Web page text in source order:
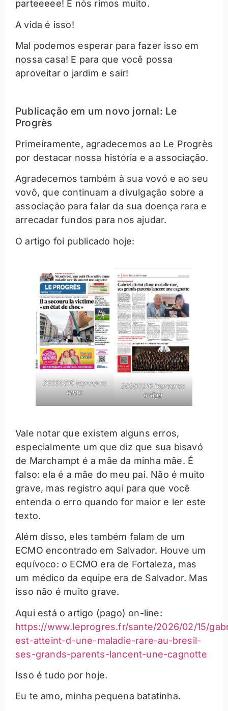
parteeeee! E nós rimos muito.
A vida é isso!
Mal podemos esperar para fazer isso em
nossa casa! E para que você possa
aproveitar o jardim e sair!
Publicação em um novo jornal: Le
Progrès
Primeiramente, agradecemos ao Le Progrès
por destacar nossa história e a associação.
Agradecemos também à sua vovó e ao seu
vovô, que continuam a divulgação sobre a
associação para falar da sua doença rara e
arrecadar fundos para nos ajudar.
O artigo foi publicado hoje:
20260216 leprogres
capa
20260216 leprogres
artigo
Vale notar que existem alguns erros,
especialmente um que diz que sua bisavó
de Marchampt é a mãe da minha mãe. É
falso: ela é a mãe do meu pai. Não é muito
grave, mas registro aqui para que você
entenda o erro quando for maior e ler este
texto.
Além disso, eles também falam de um
ECMO encontrado em Salvador. Houve um
equívoco: o ECMO era de Fortaleza, mas
um médico da equipe era de Salvador. Mas
isso não é muito grave.
Aqui está o artigo (pago) on-line:
https://www.leprogres.fr/sante/2026/02/15/
est-atteint-d-une-maladie-rare-au-bresil-
ses-grands-parents-lancent-une-cagnotte
Isso é tudo por hoje.
Eu te amo, minha pequena batatinha.